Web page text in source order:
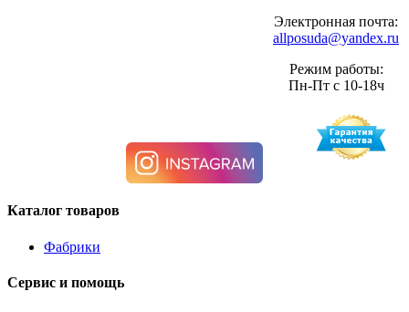
Электронная почта:
allposuda@yandex.ru
Режим работы:
Пн-Пт с 10-18ч
Каталог товаров
Фабрики
Сервис и помощь